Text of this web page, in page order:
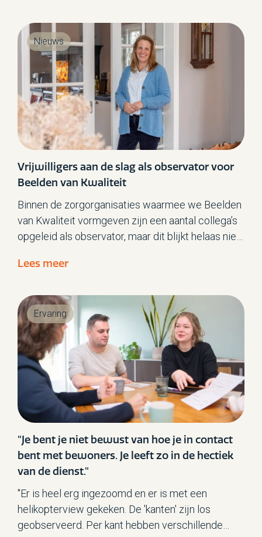
Vrijwilligers aan de slag als observator voor
Beelden van Kwaliteit
Binnen de zorgorganisaties waarmee we Beelden
van Kwaliteit vormgeven zijn een aantal collega’s
opgeleid als observator, maar dit blijkt helaas niet
werkzaamheden. We zijn daarom op zoek gegaan
vrijwilligers voor deze mooie taak. En met succes!
Lees meer
Nieuws
"Je bent je niet bewust van hoe je in contact
bent met bewoners. Je leeft zo in de hectiek
van de dienst."
"Er is heel erg ingezoomd en er is met een
helikopterview gekeken. De 'kanten' zijn los
geobserveerd. Per kant hebben verschillende
Ervaring